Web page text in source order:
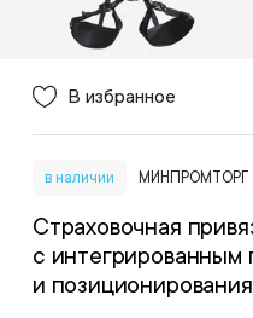
В избранное
в наличии МИНПРОМТОРГ
Страховочная
с интегрированным
и